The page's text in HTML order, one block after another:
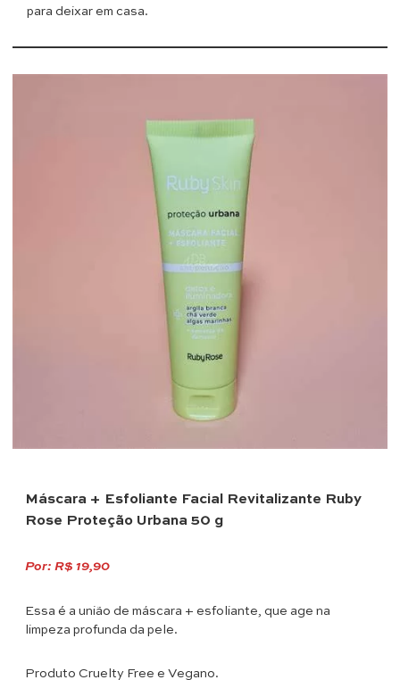
para deixar em casa.
Máscara + Esfoliante Facial Revitalizante Ruby
Rose Proteção Urbana 50 g
Por: R$ 19,90
Essa é a união de máscara + esfoliante, que age na
limpeza profunda da pele.
Produto Cruelty Free e Vegano.